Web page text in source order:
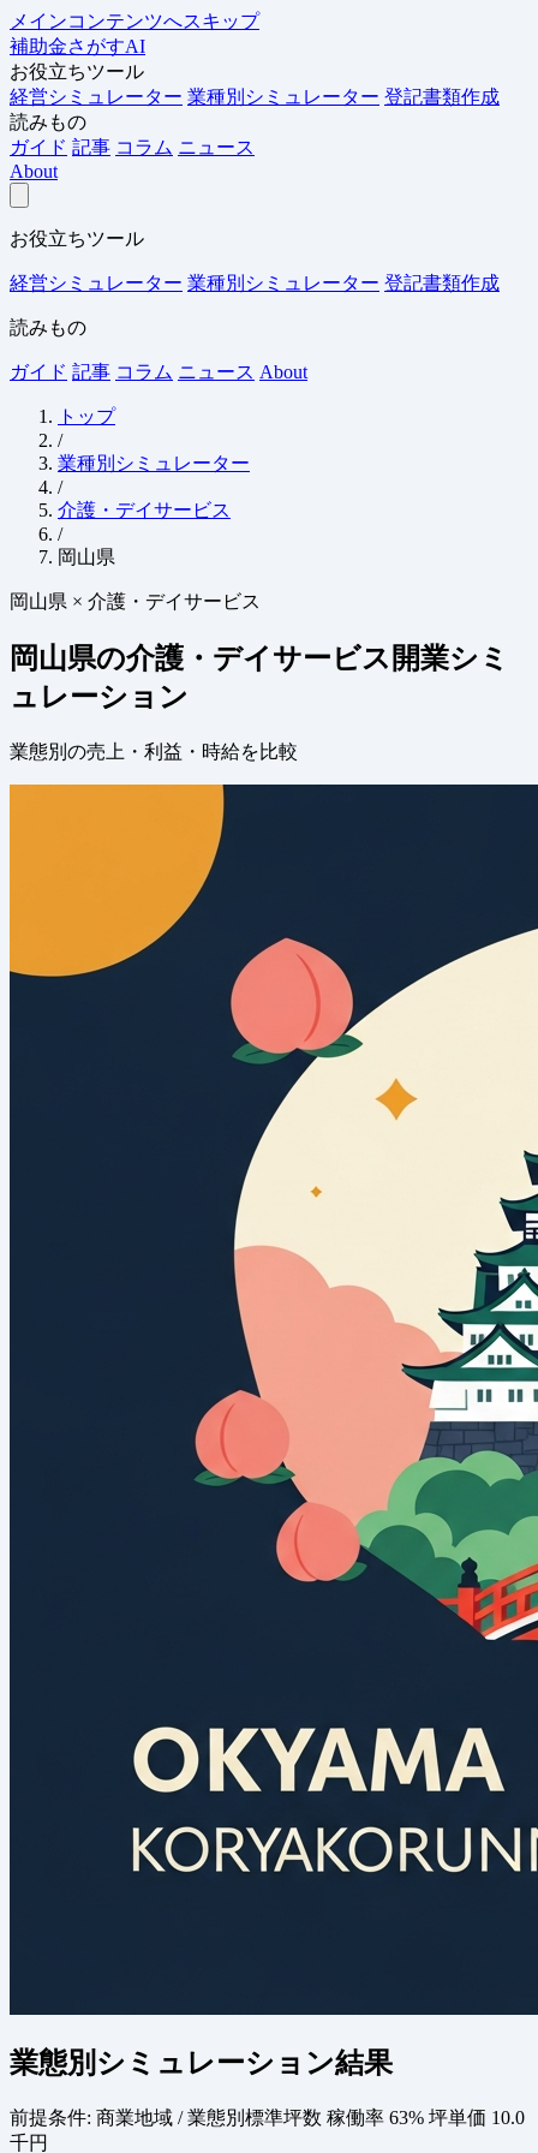
メインコンテンツへスキップ
補助金さがすAI
お役立ちツール
経営シミュレーター 業種別シミュレーター 登記書類作成
読みもの
ガイド 記事 コラム ニュース
About
お役立ちツール
経営シミュレーター 業種別シミュレーター 登記書類作成
読みもの
ガイド 記事 コラム ニュース About
トップ
/
業種別シミュレーター
/
介護・デイサービス
/
岡山県
岡山県 × 介護・デイサービス
岡山県の介護・デイサービス開業シミ
ュレーション
業態別の売上・利益・時給を比較
業態別シミュレーション結果
前提条件: 商業地域 / 業態別標準坪数 稼働率 63% 坪単価 10.0
千円